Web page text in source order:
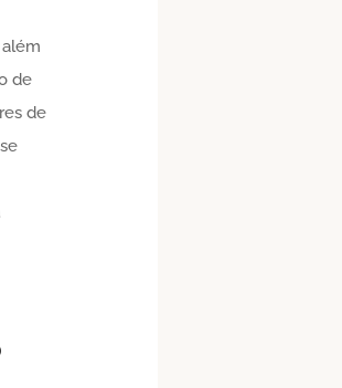
de
de